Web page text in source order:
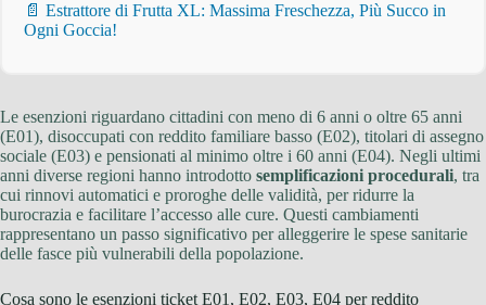
📄 Estrattore di Frutta XL: Massima Freschezza, Più Succo in
Ogni Goccia!
Le esenzioni riguardano cittadini con meno di 6 anni o oltre 65 anni
(E01), disoccupati con reddito familiare basso (E02), titolari di assegno
sociale (E03) e pensionati al minimo oltre i 60 anni (E04). Negli ultimi
anni diverse regioni hanno introdotto semplificazioni procedurali, tra
cui rinnovi automatici e proroghe delle validità, per ridurre la
burocrazia e facilitare l’accesso alle cure. Questi cambiamenti
rappresentano un passo significativo per alleggerire le spese sanitarie
delle fasce più vulnerabili della popolazione.
Cosa sono le esenzioni ticket E01, E02, E03, E04 per reddito